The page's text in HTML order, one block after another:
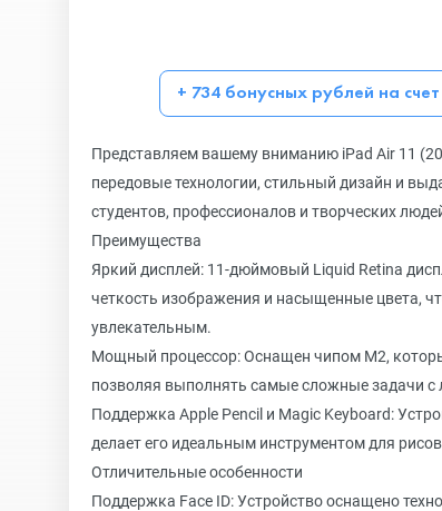
+ 734 бонусных рублей на счет
Представляем вашему вниманию iPad Air 11
передовые технологии, стильный дизайн и
студентов, профессионалов и творческих
Преимущества
Яркий дисплей: 11-дюймовый Liquid Retina
четкость изображения и насыщенные цвета,
увлекательным.
Мощный процессор: Оснащен чипом M2,
позволяя выполнять самые сложные задачи с
Поддержка Apple Pencil и Magic Keyboard:
делает его идеальным инструментом для
Отличительные особенности
Поддержка Face ID: Устройство оснащено